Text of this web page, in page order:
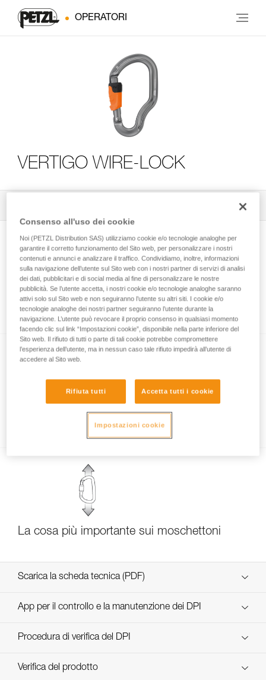
OPERATORI
VERTIGO WIRE-LOCK
I sistemi di bloccaggio dei moschettoni
La cosa più importante sui moschettoni
Scarica la scheda tecnica (PDF)
Technical Notice
App per il controllo e la manutenzione dei DPI
scopri ePPEcentre
Procedura di verifica del DPI
verif EPI-CONNECTEURS-procedure-IT
Verifica del prodotto
Consenso all'uso dei cookie
Noi (PETZL Distribution SAS) utilizziamo cookie e/o tecnologie analoghe per
garantire il corretto funzionamento del Sito web, per personalizzare i nostri
contenuti e annunci e analizzare il traffico. Condividiamo, inoltre, informazioni
sulla navigazione dell’utente sul Sito web con i nostri partner di servizi di analisi
dei dati, pubblicitari e di social media al fine di personalizzare le nostre
pubblicità. Se l’utente accetta, i nostri cookie e/o tecnologie analoghe saranno
attivi solo sul Sito web e non seguiranno l’utente su altri siti. I cookie e/o
tecnologie analoghe dei nostri partner seguiranno l’utente durante la
navigazione. L’utente può revocare il proprio consenso in qualsiasi momento
facendo clic sul link “Impostazioni cookie”, disponibile nella parte inferiore del
Sito web. Il rifiuto di tutti o parte di tali cookie potrebbe compromettere
l’esperienza dell’utente, ma in nessun caso tale rifiuto impedirà all’utente di
accedere al Sito web.
Rifiuta tutti Accetta tutti i cookie
Impostazioni cookie